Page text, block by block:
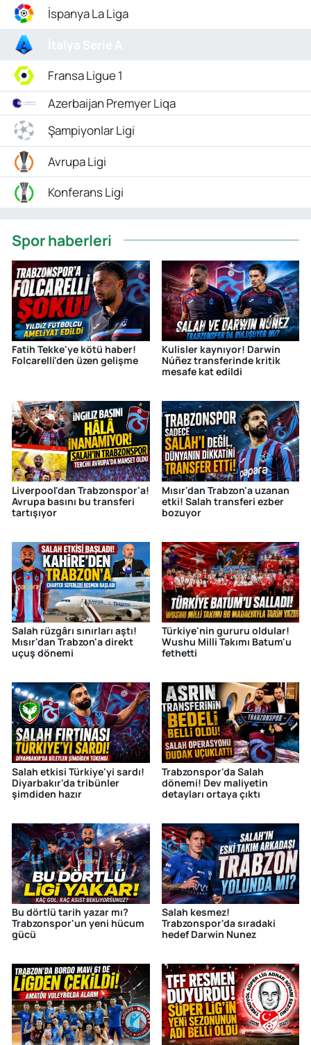
İspanya La Liga
Fransa Ligue 1
Azerbaijan Premyer Liqa
Şampiyonlar Ligi
Avrupa Ligi
Konferans Ligi
Spor haberleri
Fatih Tekke'ye kötü haber!
Folcarelli'den üzen gelişme
Kulisler kaynıyor! Darwin
Núñez transferinde kritik
mesafe kat edildi
Liverpool'dan Trabzonspor'a!
Avrupa basını bu transferi
tartışıyor
Mısır'dan Trabzon'a uzanan
etki! Salah transferi ezber
bozuyor
Salah rüzgârı sınırları aştı!
Mısır'dan Trabzon'a direkt
uçuş dönemi
Türkiye'nin gururu oldular!
Wushu Milli Takımı Batum'u
fethetti
Salah etkisi Türkiye'yi sardı!
Diyarbakır'da tribünler
şimdiden hazır
Trabzonspor'da Salah
dönemi! Dev maliyetin
detayları ortaya çıktı
Bu dörtlü tarih yazar mı?
Trabzonspor'un yeni hücum
gücü
Salah kesmez!
Trabzonspor'da sıradaki
hedef Darwin Nunez